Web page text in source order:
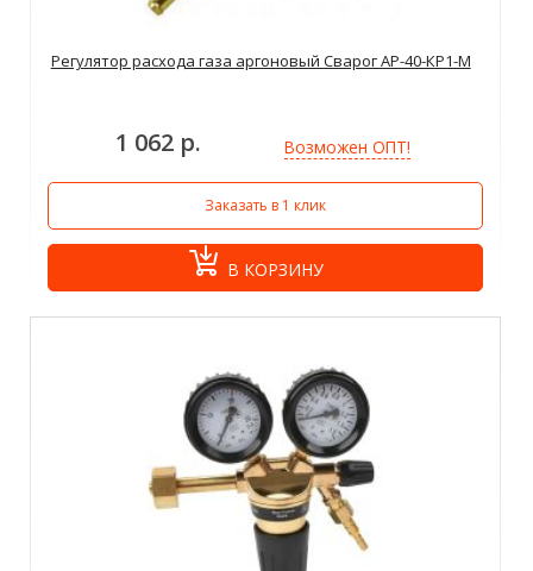
Регулятор расхода газа аргоновый Сварог АР-40-КР1-М
1 062 р. Возможен ОПТ!
Заказать в 1 клик
В КОРЗИНУ